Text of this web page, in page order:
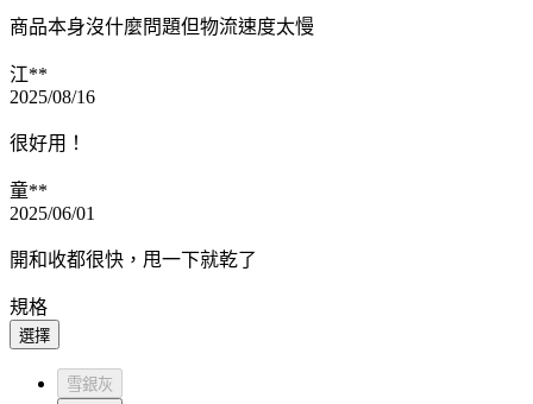
商品本身沒什麼問題但物流速度太慢
江**
2025/08/16
很好用！
童**
2025/06/01
開和收都很快，甩一下就乾了
規格
選擇
雪銀灰